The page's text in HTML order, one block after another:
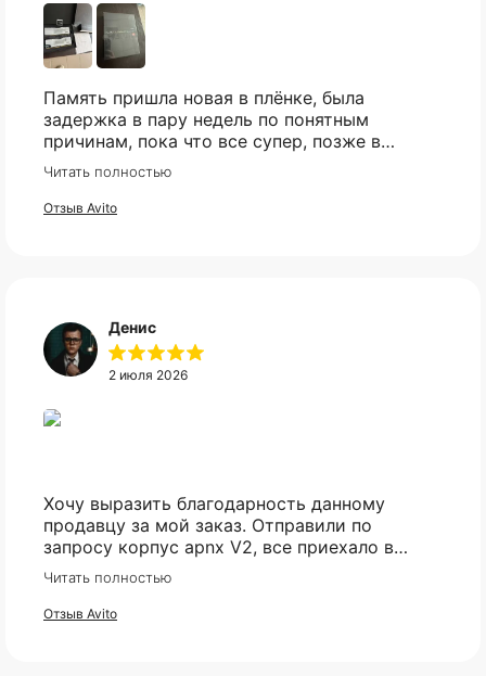
Память пришла новая в плёнке, была
задержка в пару недель по понятным
причинам, пока что все супер, позже в
сборке проверю и отзыв дополню
Читать полностью
Отзыв Avito
Денис
2 июля 2026
Хочу выразить благодарность данному
продавцу за мой заказ. Отправили по
запросу корпус apnx V2, все приехало в
идеале. Ценник более чем демократичный.
Все доехало в установленный срок.
Читать полностью
Отзыв Avito